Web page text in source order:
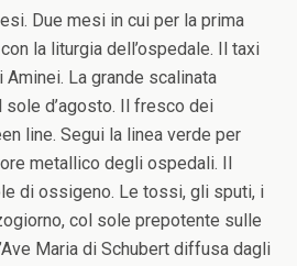
Due mesi in cui per la prima
la liturgia dell’ospedale. Il taxi
La grande scalinata
sole d’agosto. Il fresco dei
line. Segui la linea verde per
metallico degli ospedali. Il
di ossigeno. Le tossi, gli sputi, i
col sole prepotente sulle
Maria di Schubert diffusa dagli